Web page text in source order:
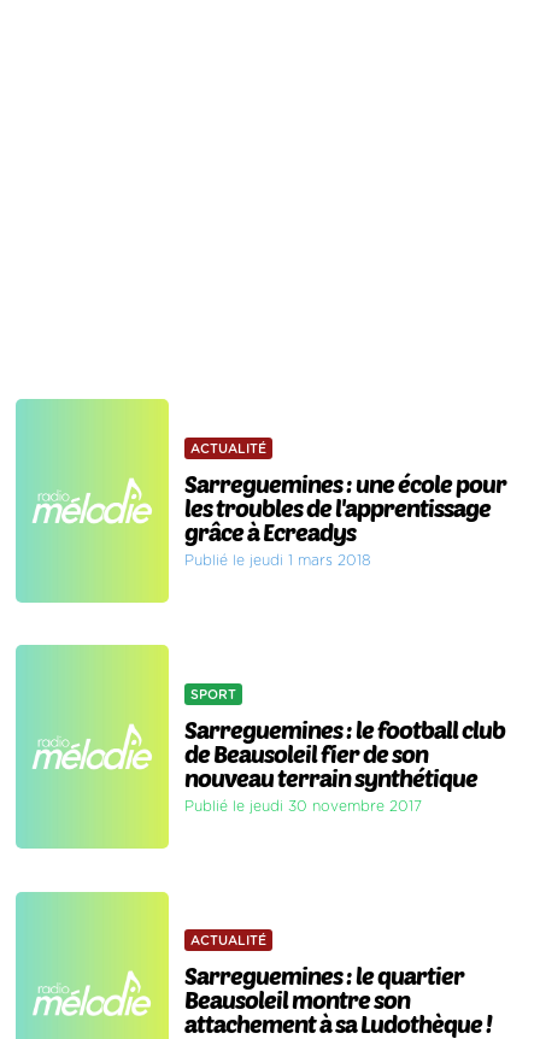
ACTUALITÉ
Sarreguemines : une école pour
les troubles de l'apprentissage
grâce à Ecreadys
Publié le jeudi 1 mars 2018
SPORT
Sarreguemines : le football club
de Beausoleil fier de son
nouveau terrain synthétique
Publié le jeudi 30 novembre 2017
ACTUALITÉ
Sarreguemines : le quartier
Beausoleil montre son
attachement à sa Ludothèque !